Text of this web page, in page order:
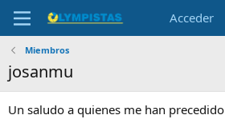
Acceder
Miembros
josanmu
Un saludo a quienes me han precedido